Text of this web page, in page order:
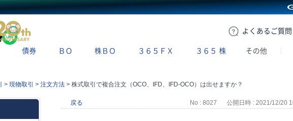
よくある ご質問
X
債券 ＢＯ 株ＢＯ ３６５ＦＸ ３６５ 株 その他
> 現物取引 > 注文方法 > 株式取引で複合注文（OCO、IFD、IFD-OCO）は出せますか？
戻る No : 8027 公開日時 : 2021/12/20